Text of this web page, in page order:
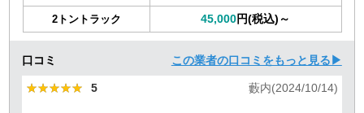
2トントラック 45,000円(税込)～
口コミ この業者の口コミをもっと見る▶
★★★★★
★★★★★ 5 藪内(2024/10/14)